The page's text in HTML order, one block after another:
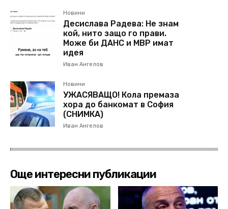
Новини
Десислава Радева: Не знам
кой, нито защо го прави.
Може би ДАНС и МВР имат
идея
Иван Ангелов
Новини
УЖАСЯВАЩО! Кола премаза
хора до банкомат в София
(СНИМКА)
Иван Ангелов
Още интересни публикации